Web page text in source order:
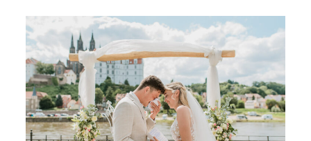
INFO
REPORTAGEN
KONTAKT